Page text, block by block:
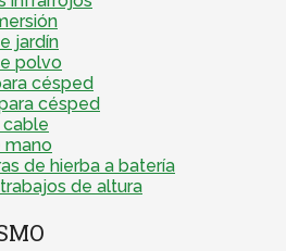
jardín
polvo
césped
césped
cable
mano
de hierba a batería
de altura